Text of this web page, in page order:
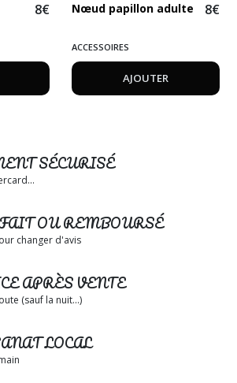
8€ Nœud papillon adulte 8€
ACCESSOIRES
AJOUTER
SÉCURISÉ
OU REMBOURSÉ
changer d'avis
APRÈS VENTE
(sauf la nuit...)
LOCAL